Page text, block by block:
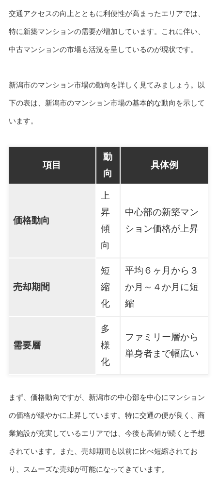
交通アクセスの向上とともに利便性が高まったエリアでは、
特に新築マンションの需要が増加しています。これに伴い、
中古マンションの市場も活況を呈しているのが現状です。
新潟市のマンション市場の動向を詳しく見てみましょう。以
下の表は、新潟市のマンション市場の基本的な動向を示して
います。
項目
動
向
具体例
価格動向
上
昇
傾
向
中心部の新築マン
ション価格が上昇
売却期間
短
縮
化
平均６ヶ月から３
か月～４か月に短
縮
需要層
多
様
化
ファミリー層から
単身者まで幅広い
まず、価格動向ですが、新潟市の中心部を中心にマンション
の価格が緩やかに上昇しています。特に交通の便が良く、商
業施設が充実しているエリアでは、今後も高値が続くと予想
されています。また、売却期間も以前に比べ短縮されてお
り、スムーズな売却が可能になってきています。